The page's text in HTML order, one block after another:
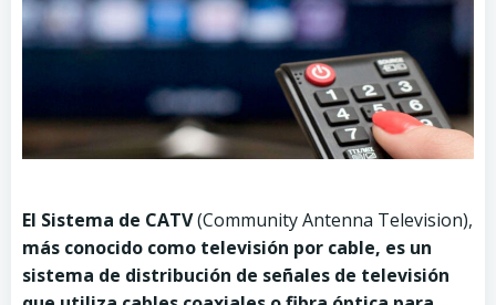
El Sistema de CATV(Community Antenna Television),
más conocido como televisión por cable, es un
sistema de distribución de señales de televisión